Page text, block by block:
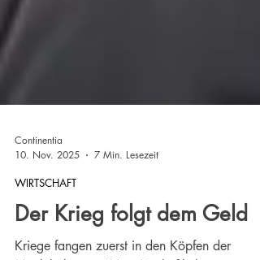
Continentia
7 Min. Lesezeit
WIRTSCHAFT